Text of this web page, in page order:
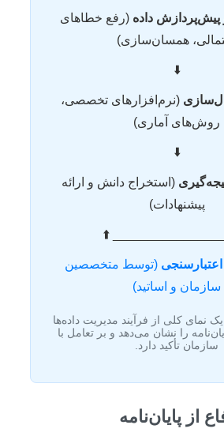
پیش‌پردازش داده (رفع خطاهای
همسان‌سازی)
⬇️
(نرم‌افزارهای تخصصی،
روش‌های آماری)
⬇️
(استخراج دانش و ارائه
پیشنهادات)
⬆️
(توسط متخصصین
سازمان و اساتید)
یک نمای کلی از فرآیند مدیریت داده‌ها
را نشان می‌دهد و بر تعامل با
سازمان تأکید دارد.